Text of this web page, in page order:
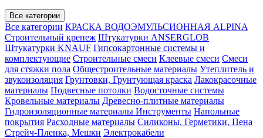
Все категории
Все категории КРАСКА ВОДОЭМУЛЬСИОННАЯ ALPINA
Строительный крепеж Штукатурки ANSERGLOB
Штукатурки KNAUF Гипсокартонные системы и
комплектующие Строительные смеси Клеевые смеси Смеси
для стяжки пола Общестроительные материалы Утеплитель и
звукоизоляция Грунтовки, Грунтующая краска Лакокрасочные
материалы Подвесные потолки Водосточные системы
Кровельные материалы Древесно-плитные материалы
Гидроизоляционные материалы Инструменты Напольные
покрытия Расходные материалы Силиконы, Герметики, Пена
Стрейч-Пленка, Мешки Электрокабели